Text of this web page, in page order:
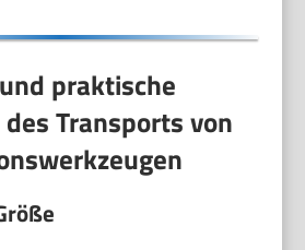
praktische
Transports von